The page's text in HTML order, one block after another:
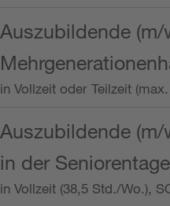
Auszubildende
in Vollzeit oder Teilzeit
Auszubildende
in der
in Vollzeit (38,5 Std./Wo.),